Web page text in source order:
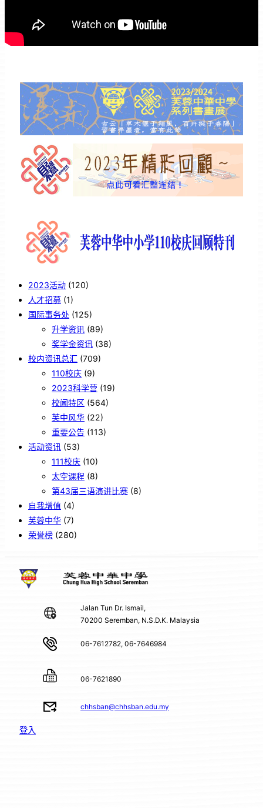
2023活动 (120)
人才招募 (1)
国际事务处 (125)
升学资讯 (89)
奖学金资讯 (38)
校内资讯总汇 (709)
110校庆 (9)
2023科学营 (19)
校闻特区 (564)
芙中风华 (22)
重要公告 (113)
活动资讯 (53)
111校庆 (10)
太空课程 (8)
第43届三语演讲比赛 (8)
自我增值 (4)
芙蓉中华 (7)
荣誉榜 (280)
Jalan Tun Dr. Ismail,
70200 Seremban, N.S.D.K. Malaysia
06-7612782, 06-7646984
06-7621890
chhsban@chhsban.edu.my
登入